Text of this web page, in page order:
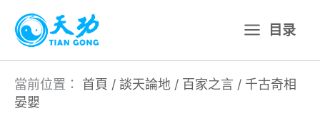
主
目录
當前位置： 首頁 / 談天論地 / 百家之言 / 千古奇相
晏嬰